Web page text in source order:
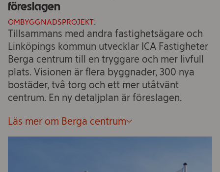
föreslagen
OMBYGGNADSPROJEKT:
Tillsammans med andra fastighetsägare och
Linköpings kommun utvecklar ICA Fastigheter
Berga centrum till en tryggare och mer livfull
plats. Visionen är flera byggnader, 300 nya
bostäder, två torg och ett mer utåtvänt
centrum. En ny detaljplan är föreslagen.
Läs mer om Berga centrum